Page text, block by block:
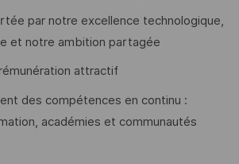
par notre excellence technologique,
et notre ambition partagée
attractif
des compétences en continu :
académies et communautés